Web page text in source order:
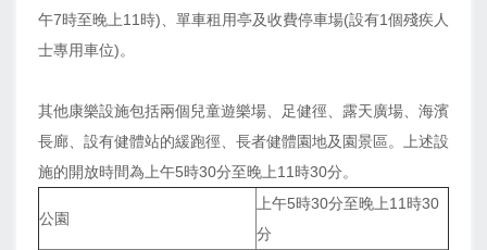
午7時至晚上11時)、單車租用亭及收費停車場(設有1個殘疾人
士專用車位)。
其他康樂設施包括兩個兒童遊樂場、足健徑、露天廣場、海濱
長廊、設有健體站的緩跑徑、長者健體園地及園景區。上述設
施的開放時間為上午5時30分至晚上11時30分。
公園
上午5時30分至晚上11時30
分